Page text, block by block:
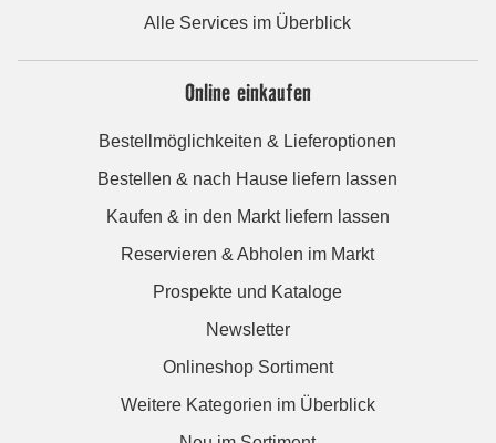
Alle Services im Überblick
Online einkaufen
Bestellmöglichkeiten & Lieferoptionen
Bestellen & nach Hause liefern lassen
Kaufen & in den Markt liefern lassen
Reservieren & Abholen im Markt
Prospekte und Kataloge
Newsletter
Onlineshop Sortiment
Weitere Kategorien im Überblick